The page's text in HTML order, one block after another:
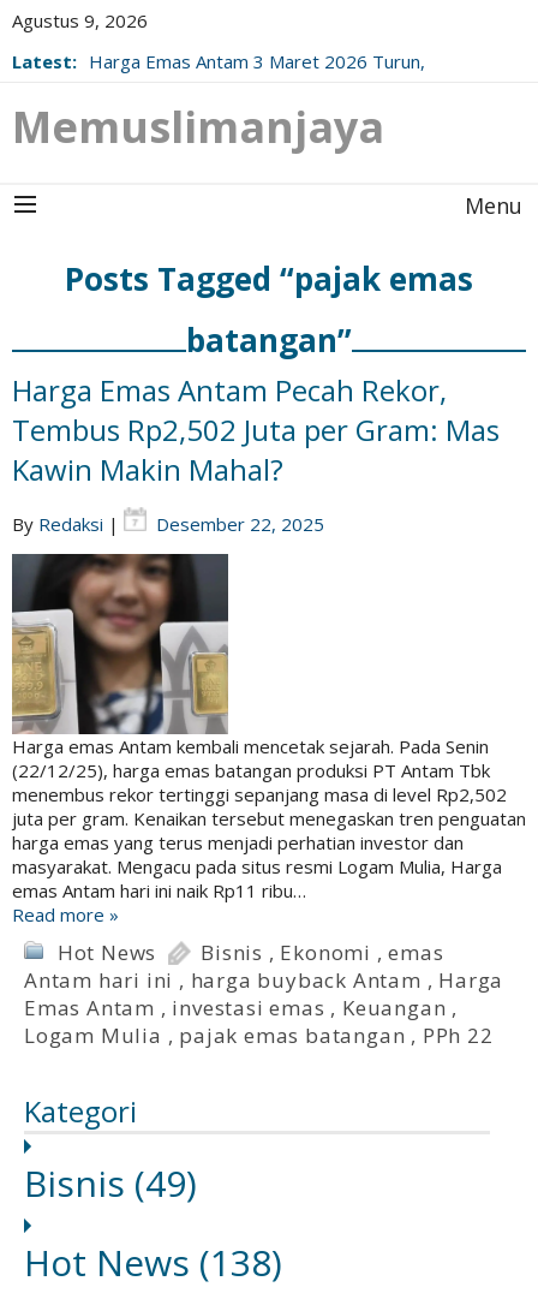
Agustus 9, 2026
Latest: Harga Emas Antam 3 Maret 2026 Turun,
Memuslimanjaya
Menu
Posts Tagged “pajak emas
batangan”
Harga Emas Antam Pecah Rekor,
Tembus Rp2,502 Juta per Gram: Mas
Kawin Makin Mahal?
By Redaksi | Desember 22, 2025
Harga emas Antam kembali mencetak sejarah. Pada Senin
(22/12/25), harga emas batangan produksi PT Antam Tbk
menembus rekor tertinggi sepanjang masa di level Rp2,502
juta per gram. Kenaikan tersebut menegaskan tren penguatan
harga emas yang terus menjadi perhatian investor dan
masyarakat. Mengacu pada situs resmi Logam Mulia, Harga
emas Antam hari ini naik Rp11 ribu…
Read more »
Hot News Bisnis , Ekonomi ,emas
Antam hari ini , harga buyback Antam , Harga
Emas Antam , investasi emas , Keuangan ,
Logam Mulia , pajak emas batangan , PPh 22
Kategori
Bisnis (49)
Hot News (138)